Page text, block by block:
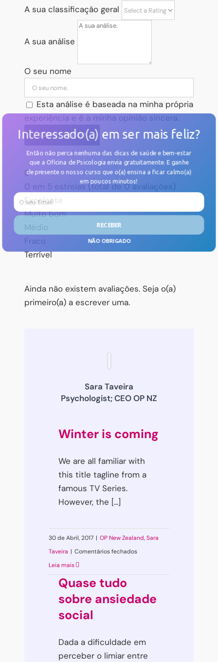
A sua classificação geral
A sua análise
O seu nome
Esta análise é baseada na minha própria
experiência e é a minha opinião sincera.
SUBMIT REVIEW
0
0 em 5 estrelas (total de 0 avaliações)
Excelente
Muito bom
Médio
Fraco
Terrível
Ainda não existem avaliações. Seja o(a)
primeiro(a) a escrever uma.
Sara Taveira
Psychologist; CEO OP NZ
Winter is coming
We are all familiar with
this title tagline from a
famous TV Series.
However, the [...]
30 de Abril, 2017 | OP New Zealand,Sara
Taveira | Comentários fechadosem
Leia mais
Quase tudo
sobre ansiedade
social
Dada a dificuldade em
perceber o limiar entre
RECEBER
Interessado(a) em ser mais feliz?
Então não perca nenhuma das dicas de saúde e bem-estar
que a Oficina de Psicologia envia gratuitamente. E ganhe
de presente o nosso curso que o(a) ensina a ficar calmo(a)
em poucos minutos!
NÃO OBRIGADO